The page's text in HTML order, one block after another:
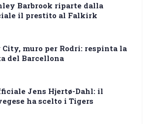
Barbrook riparte dalla
il prestito al Falkirk
muro per Rodri: respinta la
del Barcellona
Jens Hjertø-Dahl: il
ha scelto i Tigers